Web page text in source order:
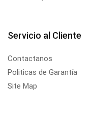
Servicio al Cliente
Contactanos
Politicas de Garantía
Site Map